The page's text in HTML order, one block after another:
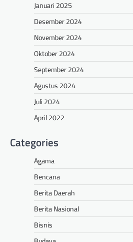
Januari 2025
Desember 2024
November 2024
Oktober 2024
September 2024
Agustus 2024
Juli 2024
April 2022
Categories
Agama
Bencana
Berita Daerah
Berita Nasional
Bisnis